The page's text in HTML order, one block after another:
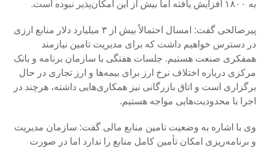
به ۱۸۰۰ افزایش یافته اما بیش از این امکان‌پذیر نبوده است.
پیرصالحی گفت: امسال احتمالاً بیش از ۳ میلیارد دلار منابع ارزی
در دسترس خواهیم داشت که برای مدیریت تامین نیازمند
همفکری صنعت هستیم. جلسات هفتگی با سازمان برنامه و بانک
مرکزی درباره اختلاف نرخ ارز برای بیمه‌ها و ارز تجاری در حال
برگزاری است و اتاق بازرگانی نیز همکاری‌هایی داشته، هرچند در
اجرا با محدودیت‌هایی مواجه هستیم.
وی با اشاره به وضعیت تامین منابع مالی گفت: سازمان مدیریت
و برنامه‌ریزی امکان تأمین کامل منابع را ندارد اما در صورت